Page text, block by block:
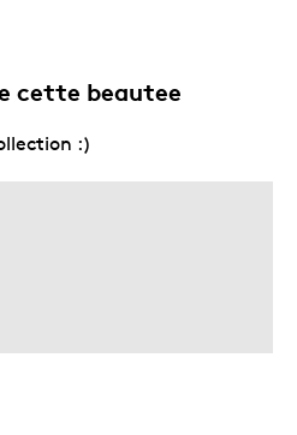
la qualité
cette beautee
:)